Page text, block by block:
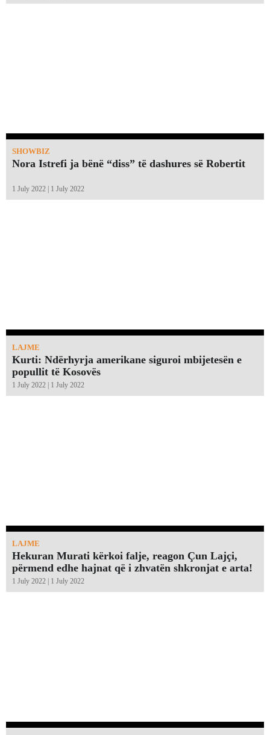
SHOWBIZ
Nora Istrefi ja bënë “diss” të dashures së Robertit
1 July 2022 | 1 July 2022
LAJME
Kurti: Ndërhyrja amerikane siguroi mbijetesën e
popullit të Kosovës
1 July 2022 | 1 July 2022
LAJME
Hekuran Murati kërkoi falje, reagon Çun Lajçi,
përmend edhe hajnat që i zhvatën shkronjat e arta!￼
1 July 2022 | 1 July 2022